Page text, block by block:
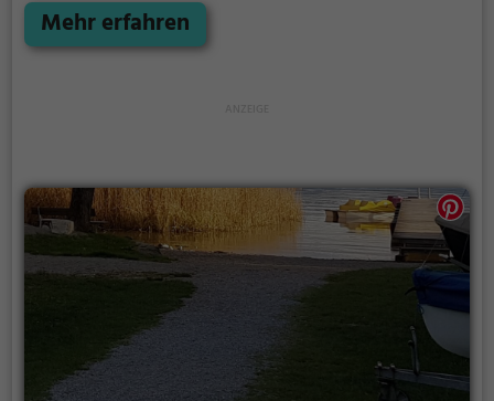
Naturfreunde als auch Sportbegeisterte und echte
Wasserratten auf ihre Kosten.
Mehr erfahren